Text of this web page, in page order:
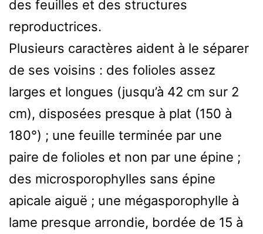
des feuilles et des structures
reproductrices.
Plusieurs caractères aident à le séparer
de ses voisins : des folioles assez
larges et longues (jusqu’à 42 cm sur 2
cm), disposées presque à plat (150 à
180°) ; une feuille terminée par une
paire de folioles et non par une épine ;
des microsporophylles sans épine
apicale aiguë ; une mégasporophylle à
lame presque arrondie, bordée de 15 à